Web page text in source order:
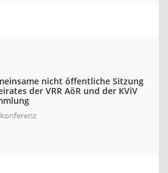
nicht öffentliche Sitzung
der VRR AöR und der KViV